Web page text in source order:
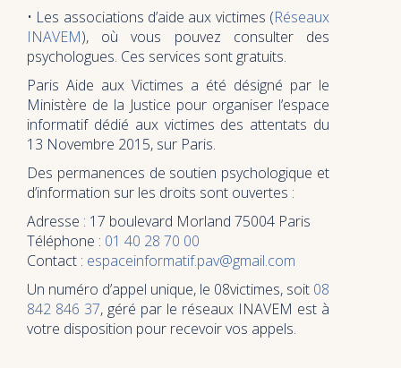
• Les associations d’aide aux victimes (Réseaux
INAVEM), où vous pouvez consulter des
psychologues. Ces services sont gratuits.
Paris Aide aux Victimes a été désigné par le
Ministère de la Justice pour organiser l’espace
informatif dédié aux victimes des attentats du
13 Novembre 2015, sur Paris.
Des permanences de soutien psychologique et
d’information sur les droits sont ouvertes :
Adresse : 17 boulevard Morland 75004 Paris
Téléphone : 01 40 28 70 00
Contact : espaceinformatif.pav@gmail.com
Un numéro d’appel unique, le 08victimes, soit 08
842 846 37, géré par le réseaux INAVEM est à
votre disposition pour recevoir vos appels.